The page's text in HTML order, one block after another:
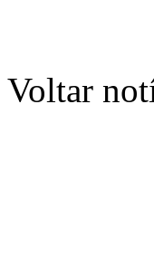
Voltar